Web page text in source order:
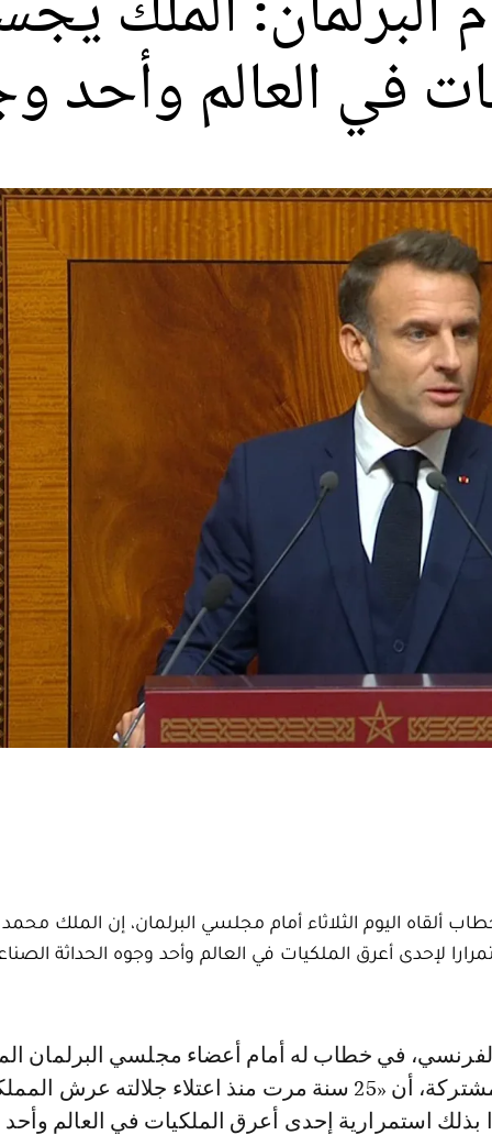
في العالم وأحد
ألقاه اليوم الثلاثاء أمام مجلسي البرلمان، إن الملك
العرش قبل أزيد من 25 سنة، «استمرارا لإحدى أعرق الملكيات في العالم وأحد وجوه الحداثة
في إطار جلسة مشتركة، أن «25 سنة مرت منذ اعتلاء جلالته عرش
بذلك استمرارية إحدى أعرق الملكيات في العالم